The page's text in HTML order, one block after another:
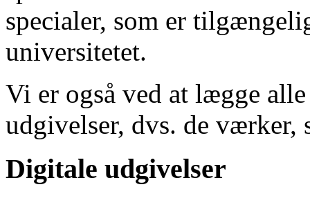
specialer, som er
universitetet.
Vi er også ved at lægge
udgivelser, dvs. de værker,
Digitale udgivelser